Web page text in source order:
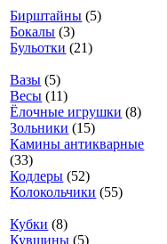
Бирштайны (5)
Бокалы (3)
Бульотки (21)
Вазы (5)
Весы (11)
Ёлочные игрушки (8)
Зольники (15)
Камины антикварные
(33)
Кодлеры (52)
Колокольчики (55)
Кубки (8)
Кувшины (5)